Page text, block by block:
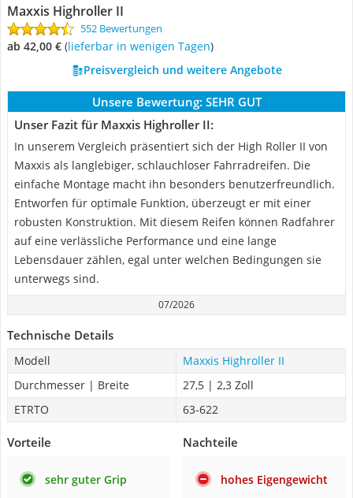
Maxxis Highroller II
552 Bewertungen
ab 42,00 € ( Lieferbar in wenigen Tagen)
Preisvergleich und weitere Angebote
Unsere Bewertung: SEHR GUT
Unser Fazit für Maxxis Highroller II:
In unserem Vergleich präsentiert sich der High Roller II von
Maxxis als langlebiger, schlauchloser Fahrradreifen. Die
einfache Montage macht ihn besonders benutzerfreundlich.
Entworfen für optimale Funktion, überzeugt er mit einer
robusten Konstruktion. Mit diesem Reifen können Radfahrer
auf eine verlässliche Performance und eine lange
Lebensdauer zählen, egal unter welchen Bedingungen sie
unterwegs sind.
07/2026
Technische Details
Modell
Maxxis Highroller II
Durchmesser | Breite
27,5 | 2,3 Zoll
ETRTO
63-622
Vorteile
sehr guter Grip
Nachteile
hohes Eigengewicht